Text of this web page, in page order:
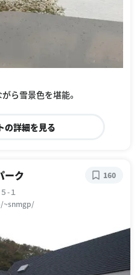
ら雪景色を堪能。
の詳細を見る
ーク
-１
~snmgp/
160